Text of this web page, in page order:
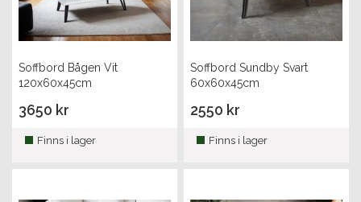
Soffbord Bågen Vit
120x60x45cm
3650 kr
Finns i lager
Soffbord Sundby Svart
60x60x45cm
2550 kr
Finns i lager